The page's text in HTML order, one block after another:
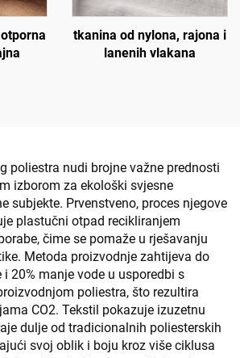
tkanina od nylona, rajona i
lanenih vlakana
poliestra nudi brojne važne prednosti
izborom za ekološki svjesne
subjekte. Prvenstveno, proces njegove
plastučni otpad recikliranjem
čime se pomaže u rješavanju
Metoda proizvodnje zahtijeva do
i 20% manje vode u usporedbi s
poliestra, što rezultira
CO2. Tekstil pokazuje izuzetnu
dulje od tradicionalnih poliesterskih
svoj oblik i boju kroz više ciklusa